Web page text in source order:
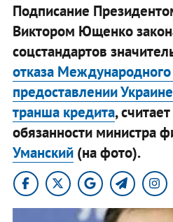
Подписание
Виктором Ющенко
соцстандартов
отказа
предоставлении
транша кредита,
обязанности министра
Уманский(на фото).